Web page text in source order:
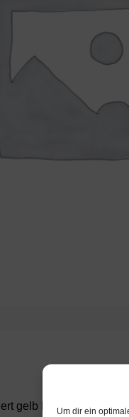
Um dir ein
gelb Diaplan